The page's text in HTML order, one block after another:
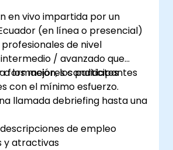
en vivo impartida por un
(en línea o presencial)
de nivel
/ avanzado que
los mejores candidatos
con el mínimo esfuerzo.
formación, los participantes
llamada debriefing hasta una
de empleo
y atractivas